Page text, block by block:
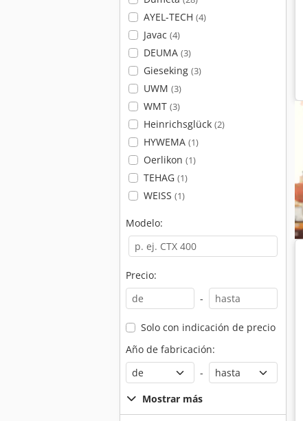
AYEL-TECH (4)
Javac (4)
DEUMA (3)
Gieseking (3)
UWM (3)
WMT (3)
Heinrichsglück (2)
HYWEMA (1)
Oerlikon (1)
TEHAG (1)
WEISS (1)
Modelo:
Precio:
-
Solo con indicación de precio
Año de fabricación:
-
Mostrar más